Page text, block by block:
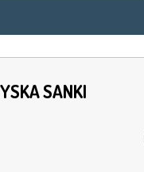
SANKI